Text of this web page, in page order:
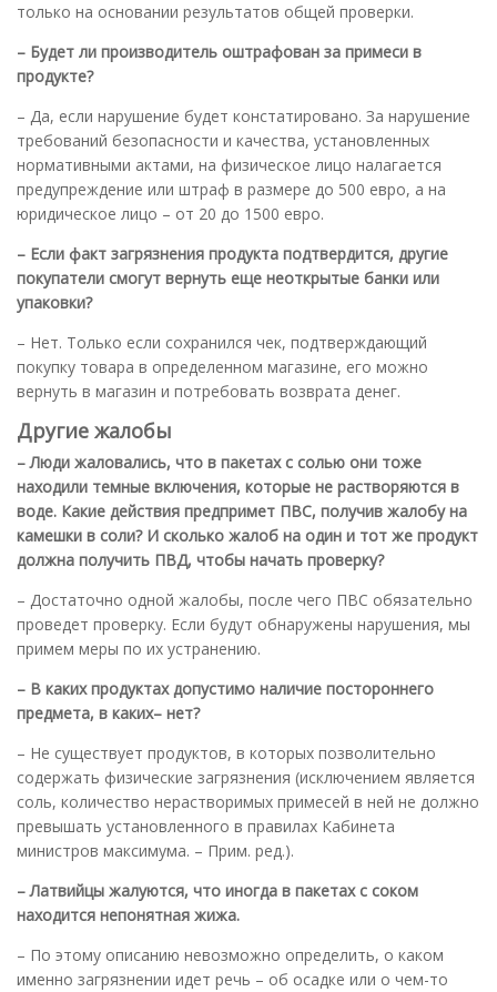
только на основании результатов общей проверки.
– Будет ли производитель оштрафован за примеси в
продукте?
– Да, если нарушение будет констатировано. За нарушение
требований безопасности и качества, установленных
нормативными актами, на физическое лицо налагается
предупреждение или штраф в размере до 500 евро, а на
юридическое лицо – от 20 до 1500 евро.
– Если факт загрязнения продукта подтвердится, другие
покупатели смогут вернуть еще неоткрытые банки или
упаковки?
– Нет. Только если сохранился чек, подтверждающий
покупку товара в определенном магазине, его можно
вернуть в магазин и потребовать возврата денег.
Другие жалобы
– Люди жаловались, что в пакетах с солью они тоже
находили темные включения, которые не растворяются в
воде. Какие действия предпримет ПВС, получив жалобу на
камешки в соли? И сколько жалоб на один и тот же продукт
должна получить ПВД, чтобы начать проверку?
– Достаточно одной жалобы, после чего ПВС обязательно
проведет проверку. Если будут обнаружены нарушения, мы
примем меры по их устранению.
– В каких продуктах допустимо наличие постороннего
предмета, в каких– нет?
– Не существует продуктов, в которых позволительно
содержать физические загрязнения (исключением является
соль, количество нерастворимых примесей в ней не должно
превышать установленного в правилах Кабинета
министров максимума. – Прим. ред.).
– Латвийцы жалуются, что иногда в пакетах с соком
находится непонятная жижа.
– По этому описанию невозможно определить, о каком
именно загрязнении идет речь – об осадке или о чем-то